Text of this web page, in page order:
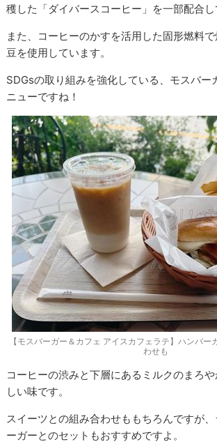
穫した「ダイバースコーヒー」を一部配合し
また、コーヒーのかすを活用した固形燃料
豆を使用しています。
SDGsの取り組みを強化している、モスバー
ニューですね！
【モスバーガー＆カフェ アイスカフェラテ】ハンバー
わせも
コーヒーの渋みと下層にあるミルクのまろ
しい味です。
スイーツとの組み合わせももちろんですが
ーガーとのセットもおすすめですよ。